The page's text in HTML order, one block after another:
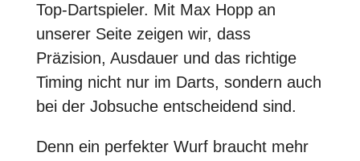
Top-Dartspieler. Mit Max Hopp an
unserer Seite zeigen wir, dass
Präzision, Ausdauer und das richtige
Timing nicht nur im Darts, sondern auch
bei der Jobsuche entscheidend sind.
Denn ein perfekter Wurf braucht mehr